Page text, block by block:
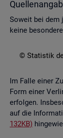
So­weit bei dem
keine
© Sta­tis­tik
Im Falle einer
Form einer
er­fol­gen.
auf die
132KB)